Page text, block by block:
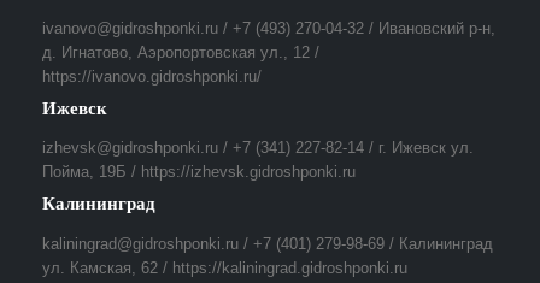
ivanovo@gidroshponki.ru / +7 (493) 270-04-32 / Ивановский р-н,
д. Игнатово, Аэропортовская ул., 12 /
https://ivanovo.gidroshponki.ru/
Ижевск
izhevsk@gidroshponki.ru / +7 (341) 227-82-14 / г. Ижевск ул.
Пойма, 19Б / https://izhevsk.gidroshponki.ru
Калининград
kaliningrad@gidroshponki.ru / +7 (401) 279-98-69 / Калининград
ул. Камская, 62 / https://kaliningrad.gidroshponki.ru